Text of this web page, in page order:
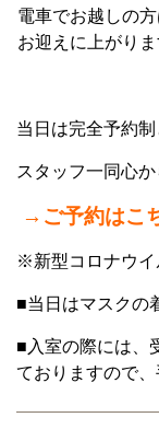
電車でお越しの
お迎えに上がり
当日は完全予約制
スタッフ一同心
→ ご予約はこ
※新型コロナウ
■当日はマスクの
■入室の際には、
ておりますので、